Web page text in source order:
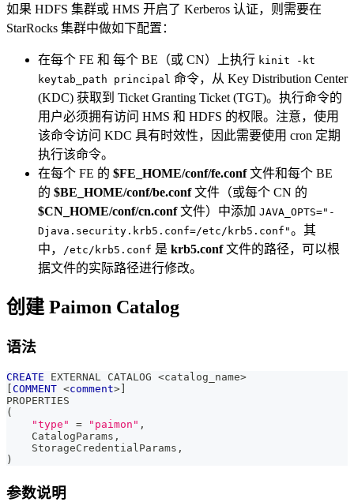
如果 HDFS 集群或 HMS 开启了 Kerberos 认证，则需要在
StarRocks 集群中做如下配置：
在每个 FE 和 每个 BE（或 CN）上执行 kinit -kt
keytab_path principal 命令，从 Key Distribution Center
(KDC) 获取到 Ticket Granting Ticket (TGT)。执行命令的
用户必须拥有访问 HMS 和 HDFS 的权限。注意，使用
该命令访问 KDC 具有时效性，因此需要使用 cron 定期
执行该命令。
在每个 FE 的 $FE_HOME/conf/fe.conf文件和每个 BE
的 $BE_HOME/conf/be.conf文件（或每个 CN 的
$CN_HOME/conf/cn.conf文件）中添加 JAVA_OPTS="-
Djava.security.krb5.conf=/etc/krb5.conf"。其
中，
/etc/krb5.conf 是 krb5.conf文件的路径，可以根
据文件的实际路径进行修改。
创建 Paimon Catalog
语法
CREATE EXTERNAL CATALOG <catalog_name>
COMMENT <comment>
PROPERTIES
(
"type"
= "paimon" ,
    CatalogParams
,
    StorageCredentialParams
,
)
参数说明